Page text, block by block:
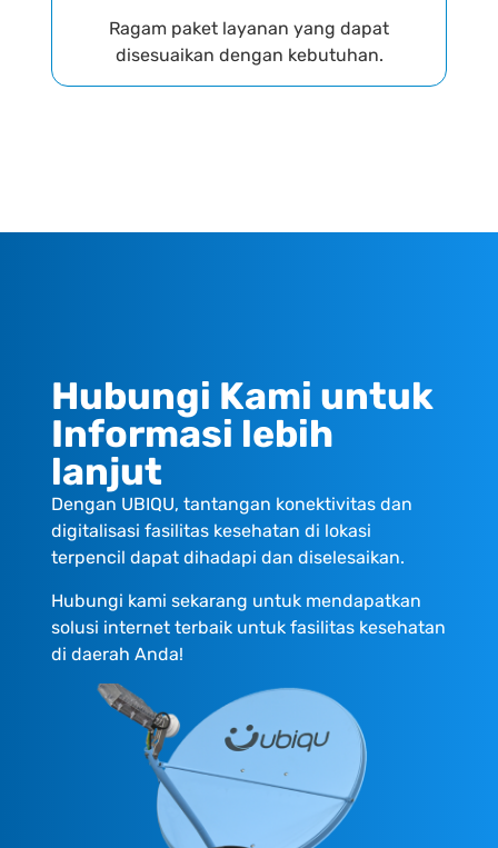
Ragam paket layanan yang dapat
disesuaikan dengan kebutuhan.
Hubungi Kami untuk
Informasi lebih
lanjut
Dengan UBIQU, tantangan konektivitas dan
digitalisasi fasilitas kesehatan di lokasi
terpencil dapat dihadapi dan diselesaikan.
Hubungi kami sekarang untuk mendapatkan
solusi internet terbaik untuk fasilitas kesehatan
di daerah Anda!